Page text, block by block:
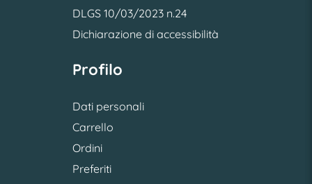
DLGS 10/03/2023 n.24
Dichiarazione di accessibilità
Profilo
Dati personali
Carrello
Ordini
Preferiti